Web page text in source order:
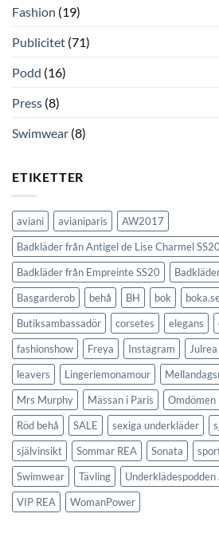
Fashion (19)
Publicitet (71)
Podd (16)
Press (8)
Swimwear (8)
ETIKETTER
aviani avianiparis
AW2017
Badkläder från Antigel de Lise Charmel SS20
Badkläder från Empreinte SS20
Basgarderob
behå BH bok
Butiksambassadör
corsetes elegans
fashionshow
Freya Instagram Julrea
leavers
Lingeriemonamour
Mrs Murphy
Mässan i Paris Omdömen
Röd behå
SALE sexiga underkläder
självinsikt
Sommar REA Sonata
Swimwear
Tävling
VIP REA
WomanPower